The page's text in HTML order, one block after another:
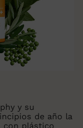
y su
de año la
con plástico